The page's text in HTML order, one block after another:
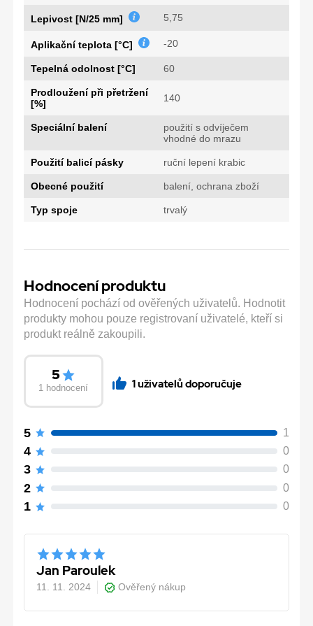
Lepivost [N/25 mm] 5,75
Aplikační teplota [°C] -20
Tepelná odolnost [°C] 60
Prodloužení při přetržení
[%]
140
Speciální balení
použití s odvíječem
vhodné do mrazu
Použití balicí pásky ruční lepení krabic
Obecné použití balení, ochrana zboží
Typ spoje trvalý
Hodnocení produktu
Hodnocení pochází od ověřených uživatelů. Hodnotit
produkty mohou pouze registrovaní uživatelé, kteří si
produkt reálně zakoupili.
5
1 hodnocení 1 uživatelů doporučuje
5 1
4 0
3 0
2 0
1 0
Jan Paroulek
11. 11. 2024 Ověřený nákup